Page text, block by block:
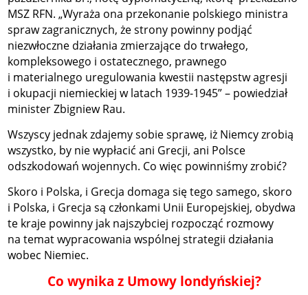
MSZ RFN. „Wyraża ona przekonanie polskiego ministra
spraw zagranicznych, że strony powinny podjąć
niezwłoczne działania zmierzające do trwałego,
kompleksowego i ostatecznego, prawnego
i materialnego uregulowania kwestii następstw agresji
i okupacji niemieckiej w latach 1939-1945” – powiedział
minister Zbigniew Rau.
Wszyscy jednak zdajemy sobie sprawę, iż Niemcy zrobią
wszystko, by nie wypłacić ani Grecji, ani Polsce
odszkodowań wojennych. Co więc powinniśmy zrobić?
Skoro i Polska, i Grecja domaga się tego samego, skoro
i Polska, i Grecja są członkami Unii Europejskiej, obydwa
te kraje powinny jak najszybciej rozpocząć rozmowy
na temat wypracowania wspólnej strategii działania
wobec Niemiec.
Co wynika z Umowy londyńskiej?